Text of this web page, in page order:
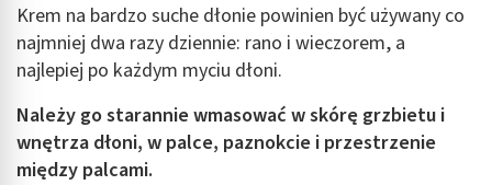
Krem na bardzo suche dłonie powinien być używany co
najmniej dwa razy dziennie: rano i wieczorem, a
najlepiej po każdym myciu dłoni.
Należy go starannie wmasować w skórę grzbietu i
wnętrza dłoni, w palce, paznokcie i przestrzenie
między palcami.